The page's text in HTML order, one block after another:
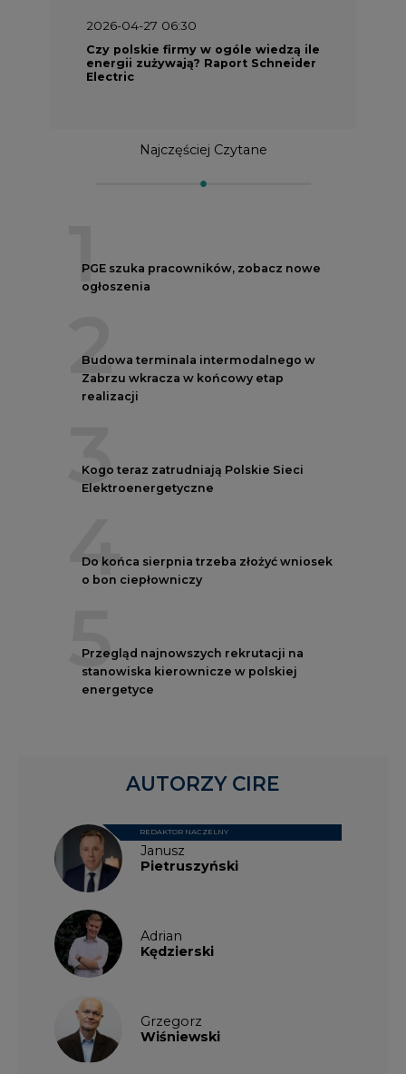
2026-04-27 06:30
Czy polskie firmy w ogóle wiedzą ile
energii zużywają? Raport Schneider
Electric
Najczęściej Czytane
1
PGE szuka pracowników, zobacz nowe
ogłoszenia
2
Budowa terminala intermodalnego w
Zabrzu wkracza w końcowy etap
realizacji
3
Kogo teraz zatrudniają Polskie Sieci
Elektroenergetyczne
4
Do końca sierpnia trzeba złożyć wniosek
o bon ciepłowniczy
5
Przegląd najnowszych rekrutacji na
stanowiska kierownicze w polskiej
energetyce
Janusz
Pietruszyński
REDAKTOR NACZELNY
Adrian
Kędzierski
Grzegorz
Wiśniewski
AUTORZY CIRE